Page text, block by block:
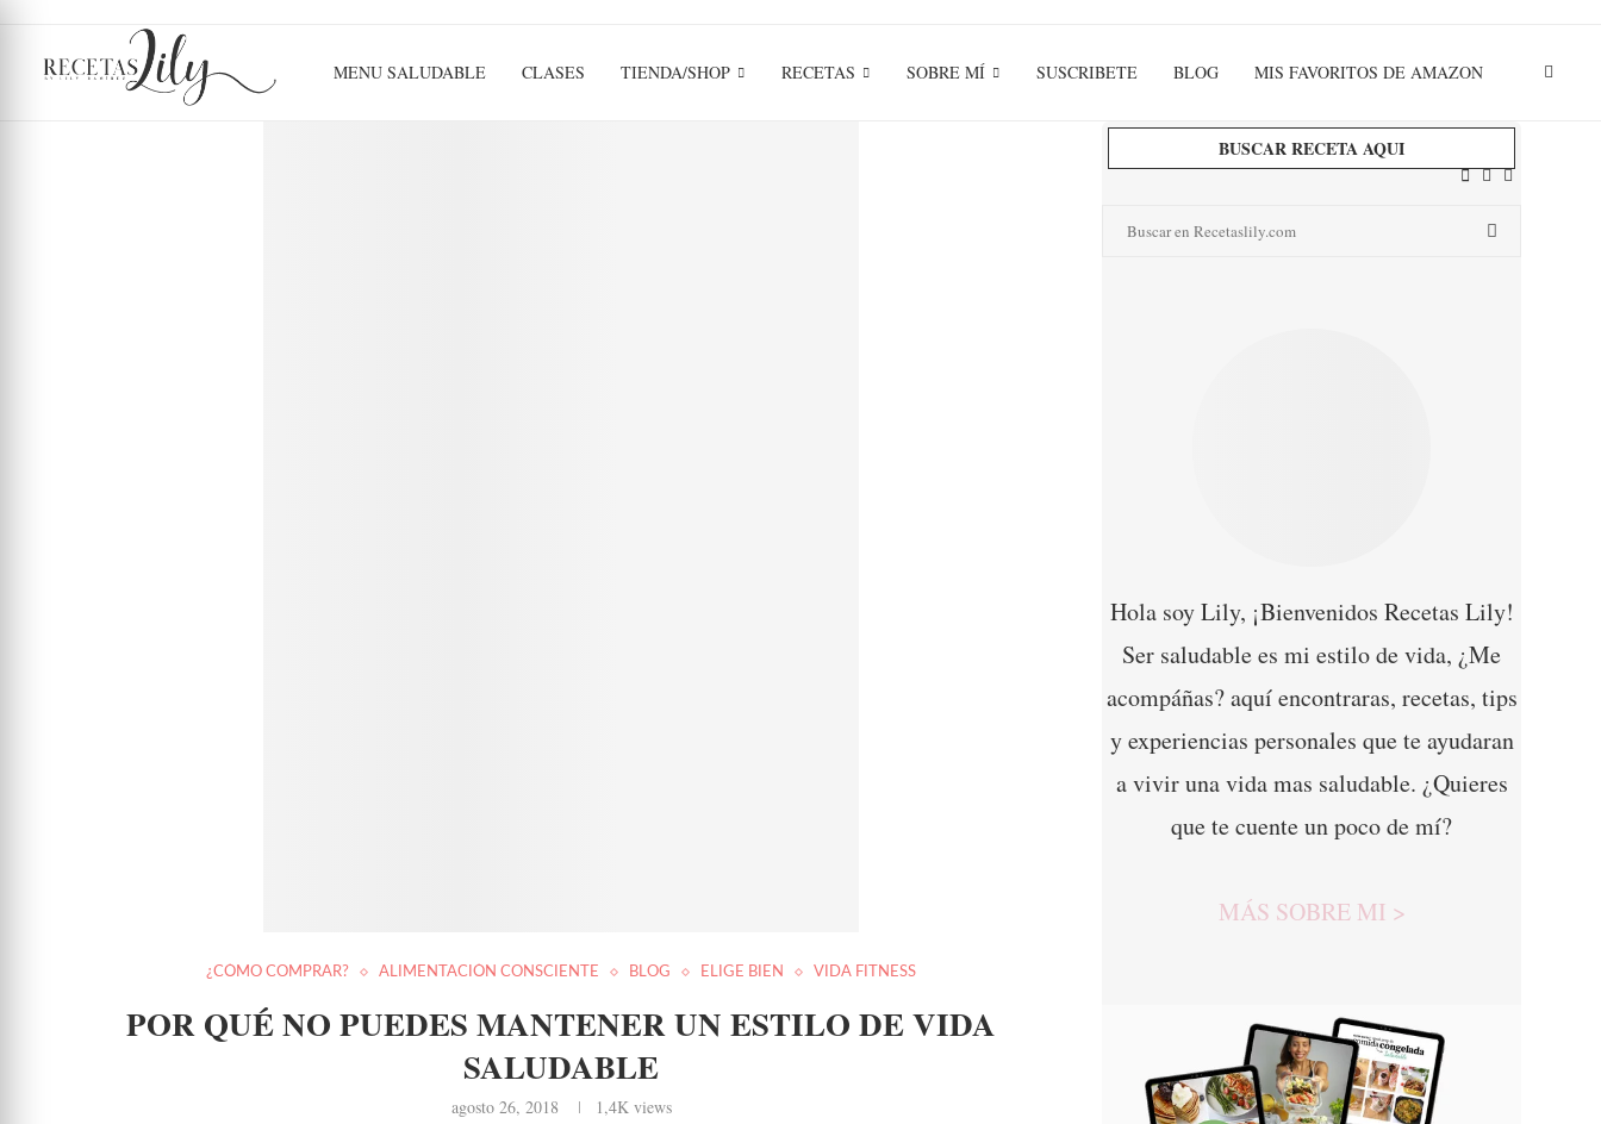
MENU SALUDABLE CLASES TIENDA/SHOP RECETAS SOBRE MÍ SUSCRIBETE BLOG MIS FAVORITOS DE AMAZON
¿CÓMO COMPRAR? ALIMENTACIÓN CONSCIENTE BLOG ELIGE BIEN VIDA FITNESS
POR QUÉ NO PUEDES MANTENER UN ESTILO DE VIDA
SALUDABLE
agosto 26, 2018 1,4Kviews
BUSCAR RECETA AQUI
Hola soy Lily, ¡Bienvenidos Recetas Lily!
Ser saludable es mi estilo de vida, ¿Me
acompáñas? aquí encontraras, recetas, tips
y experiencias personales que te ayudaran
a vivir una vida mas saludable. ¿Quieres
que te cuente un poco de mí?
MÁS SOBRE MI >